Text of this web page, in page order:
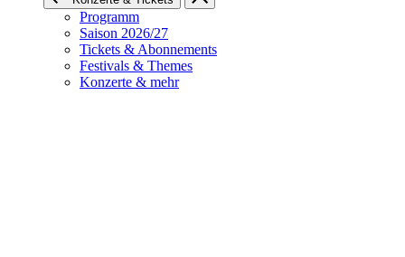
Programm
Saison 2026/27
Tickets & Abonnements
Festivals & Themes
Konzerte & mehr